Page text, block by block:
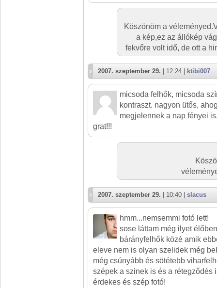
Köszönöm a
a kép,ez az állókép
fekvőre volt idő, de ott a
2007. szeptember 29. | 12:24 | ktibi007
micsoda felhők, micsoda
kontraszt. nagyon ütős,
megjelennek a nap fényei
grat!!!
2007. szeptember 29. | 10:40 | slacus
hmm...nemsemmi fotó lett!
sose láttam még ilyet
bárányfelhők közé amik
eleve nem is olyan szelidek még
még csúnyább és sötétebb
szépek a szinek is és a rétegződés
érdekes és szép fotó!